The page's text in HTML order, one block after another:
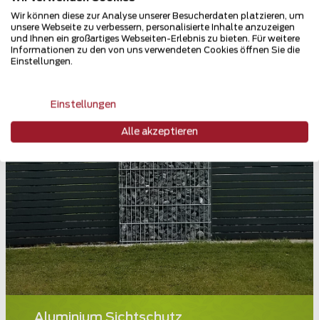
Wir können diese zur Analyse unserer Besucherdaten platzieren, um
unsere Webseite zu verbessern, personalisierte Inhalte anzuzeigen
und Ihnen ein großartiges Webseiten-Erlebnis zu bieten. Für weitere
Informationen zu den von uns verwendeten Cookies öffnen Sie die
Einstellungen.
Einstellungen
Alle akzeptieren